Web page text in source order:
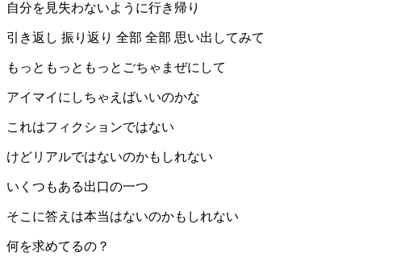
自分を見失わないように行き帰り
引き返し 振り返り 全部 全部 思い出してみて
もっともっともっとごちゃまぜにして
アイマイにしちゃえばいいのかな
これはフィクションではない
けどリアルではないのかもしれない
いくつもある出口の一つ
そこに答えは本当はないのかもしれない
何を求めてるの？